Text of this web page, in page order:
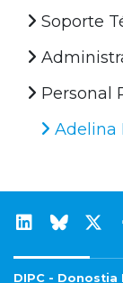
Soporte
Personal
Adelina
DIPC -